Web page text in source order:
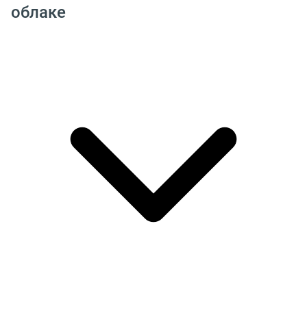
облаке